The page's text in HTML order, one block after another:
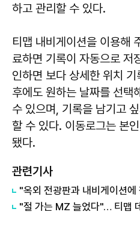
하고 관리할 수 있다.
티맵 내비게이션을 이용해
료하면 기록이 자동으로 저
인하면 보다 상세한 위치
후에도 원하는 날짜를 선택
수 있으며, 기록을 남기고
할 수 있다. 이동로그는 본
됐다.
관련기사
"절 가는 MZ 늘었다"… 티맵